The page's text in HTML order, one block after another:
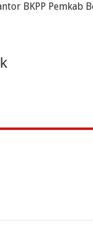
BKPP Pemkab